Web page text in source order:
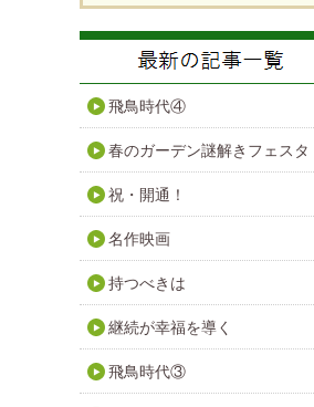
飛鳥時代④
春のガーデン謎解きフェスタ
祝・開通！
名作映画
持つべきは
継続が幸福を導く
飛鳥時代③